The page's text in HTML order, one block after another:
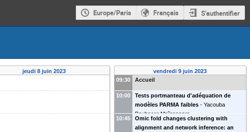
Europe/Paris Français S'authentifier
jeudi 8 juin 2023
vendredi 9 juin 2023
09:30
Accueil
10:00
Tests portmanteau d'adéquation de
modèles PARMA faibles - Yacouba
Boubacar Maĩnassara
10:45
Omic fold changes clustering with
alignment and network inference: an